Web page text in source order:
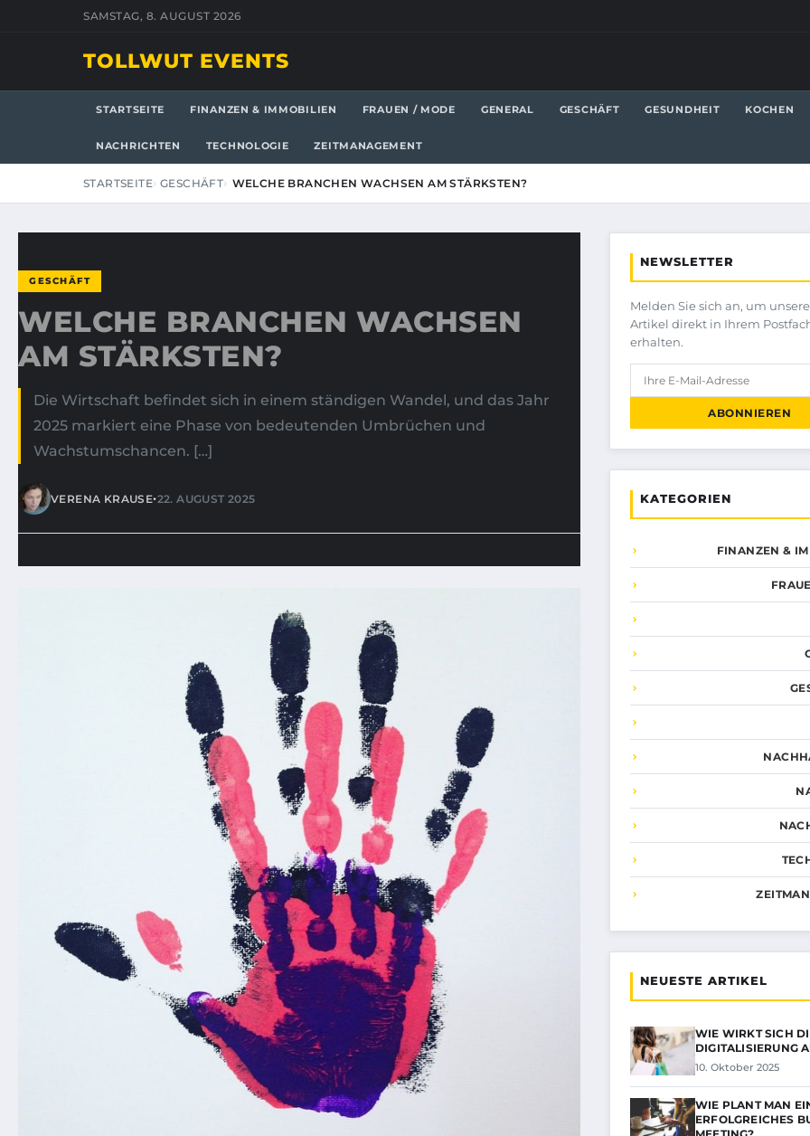
SAMSTAG, 8. AUGUST 2026
TOLLWUT EVENTS
STARTSEITE FINANZEN & IMMOBILIEN FRAUEN / MODE GENERAL GESCHÄFT GESUNDHEIT KOCHEN
NACHRICHTEN TECHNOLOGIE ZEITMANAGEMENT
STARTSEITE GESCHÄFT WELCHE BRANCHEN WACHSEN AM STÄRKSTEN?
GESCHÄFT
WELCHE BRANCHEN WACHSEN
AM STÄRKSTEN?
Die Wirtschaft befindet sich in einem ständigen Wandel, und das Jahr
2025 markiert eine Phase von bedeutenden Umbrüchen und
Wachstumschancen. […]
VERENA KRAUSE•22. AUGUST 2025
NEWSLETTER
Melden Sie sich an, um
Artikel direkt in Ihrem
erhalten.
ABONNIEREN
KATEGORIEN
FINANZEN &
NEUESTE ARTIKEL
WIE WIRKT SICH
DIGITALISIERUNG
10. Oktober 2025
WIE PLANT MAN
ERFOLGREICHES